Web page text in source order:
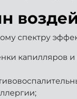
спектру
капилляров